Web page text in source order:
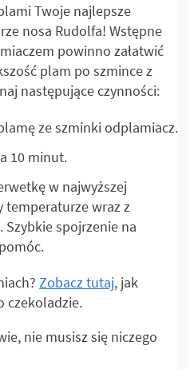
Twoje najlepsze
nosa Rudolfa! Wstępne
powinno załatwić
plam po szmince z
następujące czynności:
ze szminki odplamiacz.
10 minut.
w najwyższej
temperaturze wraz z
spojrzenie na
Zobacz tutaj, jak
czekoladzie.
nie musisz się niczego